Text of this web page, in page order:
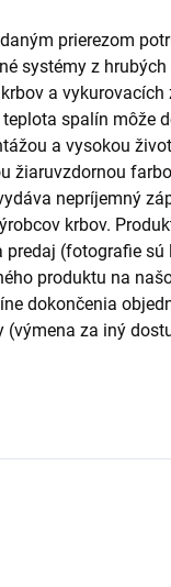
prierezom
systémy z
a
spalín môže
a vysokou
žiaruvzdornou
nepríjemný
krbov.
predaj (fotografie sú
produktu na
dokončenia
(výmena za iný